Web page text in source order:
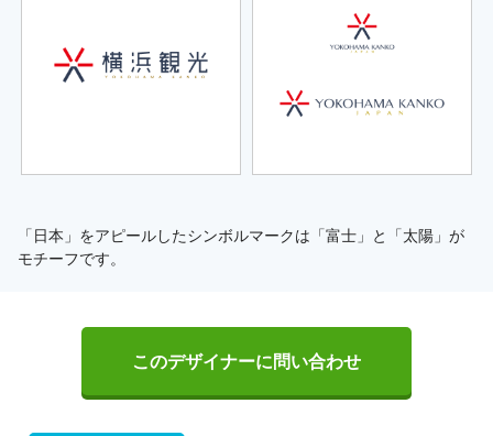
「日本」をアピールしたシンボルマークは「富士」と「太陽」が
モチーフです。
このデザイナーに問い合わせ